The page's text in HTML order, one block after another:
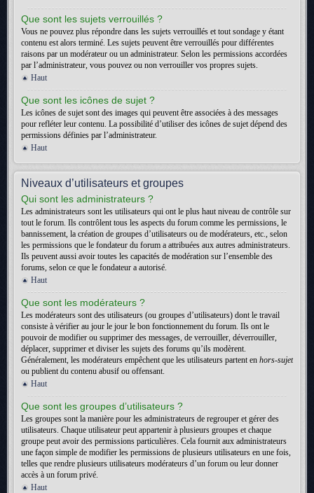
Que sont les sujets verrouillés ?
Vous ne pouvez plus répondre dans les sujets verrouillés et tout sondage y étant
contenu est alors terminé. Les sujets peuvent être verrouillés pour différentes
raisons par un modérateur ou un administrateur. Selon les permissions accordées
par l’administrateur, vous pouvez ou non verrouiller vos propres sujets.
Haut
Que sont les icônes de sujet ?
Les icônes de sujet sont des images qui peuvent être associées à des messages
pour refléter leur contenu. La possibilité d’utiliser des icônes de sujet dépend des
permissions définies par l’administrateur.
Haut
Niveaux d’utilisateurs et groupes
Qui sont les administrateurs ?
Les administrateurs sont les utilisateurs qui ont le plus haut niveau de contrôle sur
tout le forum. Ils contrôlent tous les aspects du forum comme les permissions, le
bannissement, la création de groupes d’utilisateurs ou de modérateurs, etc., selon
les permissions que le fondateur du forum a attribuées aux autres administrateurs.
Ils peuvent aussi avoir toutes les capacités de modération sur l’ensemble des
forums, selon ce que le fondateur a autorisé.
Haut
Que sont les modérateurs ?
Les modérateurs sont des utilisateurs (ou groupes d’utilisateurs) dont le travail
consiste à vérifier au jour le jour le bon fonctionnement du forum. Ils ont le
pouvoir de modifier ou supprimer des messages, de verrouiller, déverrouiller,
déplacer, supprimer et diviser les sujets des forums qu’ils modèrent.
Généralement, les modérateurs empêchent que les utilisateurs partent en hors-sujet
ou publient du contenu abusif ou offensant.
Haut
Que sont les groupes d’utilisateurs ?
Les groupes sont la manière pour les administrateurs de regrouper et gérer des
utilisateurs. Chaque utilisateur peut appartenir à plusieurs groupes et chaque
groupe peut avoir des permissions particulières. Cela fournit aux administrateurs
une façon simple de modifier les permissions de plusieurs utilisateurs en une fois,
telles que rendre plusieurs utilisateurs modérateurs d’un forum ou leur donner
accès à un forum privé.
Haut